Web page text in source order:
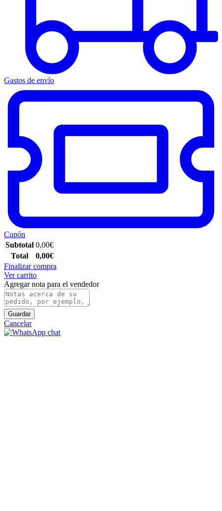
Gastos de envío
Cupón
Subtotal 0,00€
Total
0,00€
Finalizar compra
Ver carrito
Agregar nota para el vendedor
Guardar
Cancelar